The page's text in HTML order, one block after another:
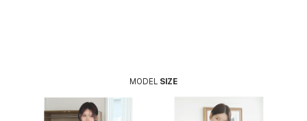
MODEL SIZE